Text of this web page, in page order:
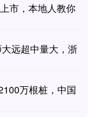
市，本地人教你
远超中量大，浙
万根桩，中国